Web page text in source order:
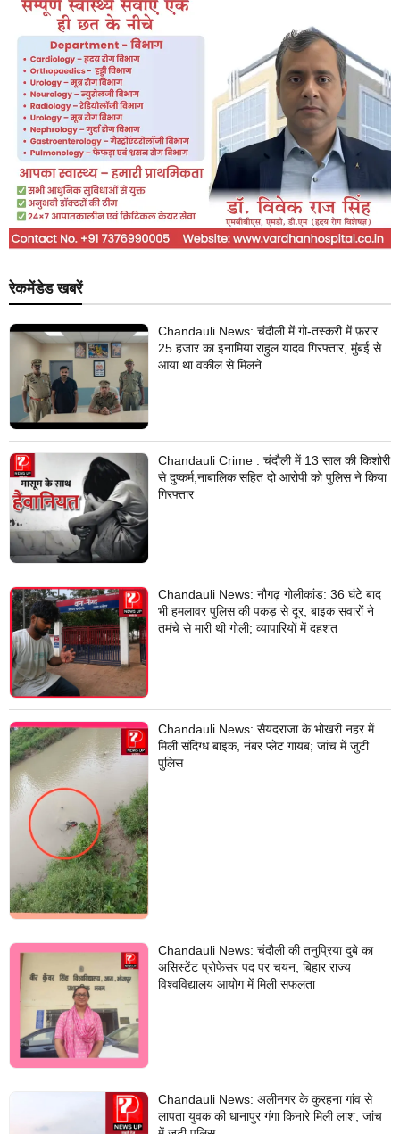
रेकमेंडेड खबरें
Chandauli News: चंदौली में गो-तस्करी में फ़रार
25 हजार का इनामिया राहुल यादव गिरफ्तार, मुंबई से
आया था वकील से मिलने
Chandauli Crime : चंदौली में 13 साल की किशोरी
से दुष्कर्म,नाबालिक सहित दो आरोपी को पुलिस ने किया
गिरफ्तार
Chandauli News: नौगढ़ गोलीकांड: 36 घंटे बाद
भी हमलावर पुलिस की पकड़ से दूर, बाइक सवारों ने
तमंचे से मारी थी गोली; व्यापारियों में दहशत
Chandauli News: सैयदराजा के भोखरी नहर में
मिली संदिग्ध बाइक, नंबर प्लेट गायब; जांच में जुटी
पुलिस
Chandauli News: चंदौली की तनुप्रिया दुबे का
असिस्टेंट प्रोफेसर पद पर चयन, बिहार राज्य
विश्वविद्यालय आयोग में मिली सफलता
Chandauli News: अलीनगर के कुरहना गांव से
लापता युवक की धानापुर गंगा किनारे मिली लाश, जांच